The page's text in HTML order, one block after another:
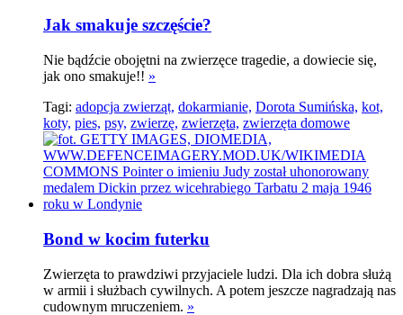
Jak smakuje szczęście?
Nie bądźcie obojętni na zwierzęce tragedie, a dowiecie się,
jak ono smakuje!! »
Tagi: adopcja zwierząt, dokarmianie, Dorota Sumińska, kot,
koty, pies, psy, zwierzę, zwierzęta, zwierzęta domowe
Bond w kocim futerku
Zwierzęta to prawdziwi przyjaciele ludzi. Dla ich dobra służą
w armii i służbach cywilnych. A potem jeszcze nagradzają nas
cudownym mruczeniem. »